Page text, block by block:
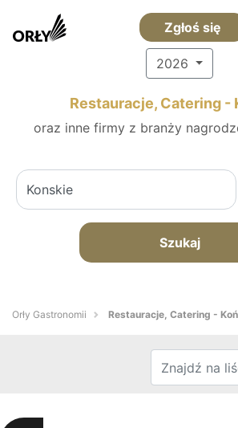
Zgłoś się
2026
Restauracje, Catering -
oraz inne firmy z branży
Szukaj
Orły Gastronomii Restauracje, Catering -